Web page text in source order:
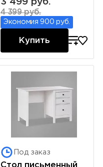
4 399 руб.
Экономия 900 руб.
Купить
Под заказ
Стол письменный